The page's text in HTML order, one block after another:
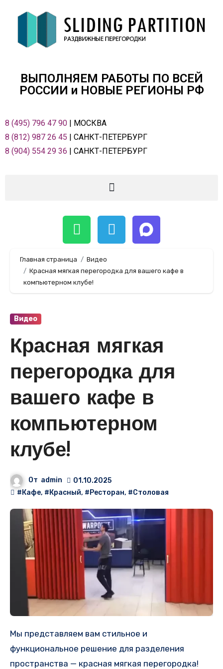
ВЫПОЛНЯЕМ РАБОТЫ ПО ВСЕЙ
РОСCИИ и НОВЫЕ РЕГИОНЫ РФ
8 (495) 796 47 90 | МОСКВА
8 (812) 987 26 45 | САНКТ-ПЕТЕРБУРГ
8 (904) 554 29 36 | САНКТ-ПЕТЕРБУРГ
Главная страница
Видео
Красная мягкая перегородка для вашего кафе в
компьютерном клубе!
Видео
Красная мягкая
перегородка для
вашего кафе в
компьютерном
клубе!
От admin
01.10.2025
#Кафе, #Красный, #Ресторан, #Столовая
Мы представляем вам стильное и
функциональное решение для разделения
пространства — красная мягкая перегородка!